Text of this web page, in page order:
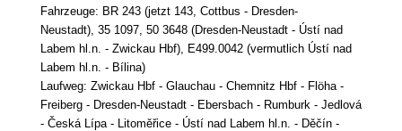
Fahrzeuge: BR 243 (jetzt 143, Cottbus - Dresden-
Neustadt), 35 1097, 50 3648 (Dresden-Neustadt - Ústí nad
Labem hl.n. - Zwickau Hbf), E499.0042 (vermutlich Ústí nad
Labem hl.n. - Bílina)
Laufweg: Zwickau Hbf - Glauchau - Chemnitz Hbf - Flöha -
Freiberg - Dresden-Neustadt - Ebersbach - Rumburk - Jedlová
- Česká Lípa - Litoměřice - Ústí nad Labem hl.n. - Děčín -